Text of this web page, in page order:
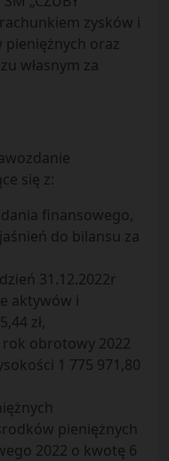
zysków i
pieniężnych oraz
własnym za
się z:
finansowego,
do bilansu za
31.12.2022r
aktywów i
zł,
obrotowy 2022
1 775 971,80
pieniężnych
2022 o kwotę 6